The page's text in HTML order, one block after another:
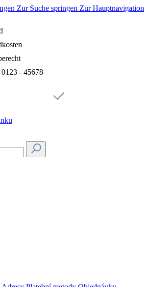
Zur Suche springen Zur Hauptnavigation
- 45678